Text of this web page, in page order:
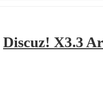
Discuz! X3.3